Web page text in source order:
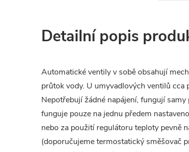
Detailní popis
Automatické ventily v sobě obsahují
průtok vody. U umyvadlových ventilů cca
Nepotřebují žádné napájení, fungují
funguje pouze na jednu předem
nebo za použití regulátoru teploty pevně
(doporučujeme termostatický směšovač